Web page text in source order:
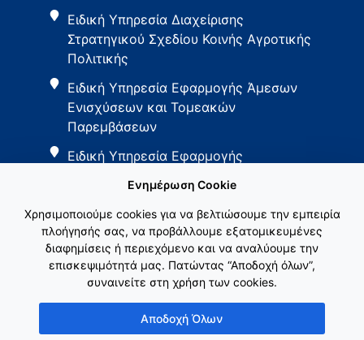
Ειδική Υπηρεσία Διαχείρισης
Στρατηγικού Σχεδίου Κοινής Αγροτικής
Πολιτικής
Ειδική Υπηρεσία Εφαρμογής Άμεσων
Ενισχύσεων και Τομεακών
Παρεμβάσεων
Ειδική Υπηρεσία Εφαρμογής
Εθνικό Δίκτυο ΚΑΠ
Ενημέρωση Cookie
Χρησιμοποιούμε cookies για να βελτιώσουμε την εμπειρία
πλοήγησής σας, να προβάλλουμε εξατομικευμένες
διαφημίσεις ή περιεχόμενο και να αναλύουμε την
επισκεψιμότητά μας. Πατώντας “Αποδοχή όλων”,
συναινείτε στη χρήση των cookies.
Αποδοχή Όλων